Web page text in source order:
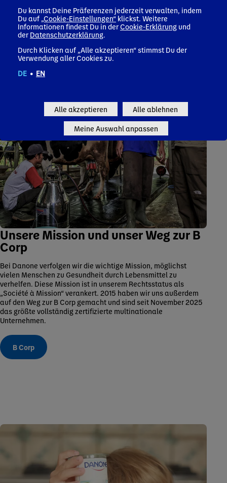
Unsere Mission und unser Weg zur B
Corp
Bei Danone verfolgen wir die wichtige Mission, möglichst
vielen Menschen zu Gesundheit durch Lebensmittel zu
verhelfen. Diese Mission ist in unserem Rechtsstatus als
„Société à Mission“ verankert. 2015 haben wir uns außerdem
auf den Weg zur B Corp gemacht und sind seit November 2025
das größte vollständig zertifizierte multinationale
Unternehmen.
B Corp
Du kannst Deine Präferenzen jederzeit verwalten, indem
Du auf „Cookie-Einstellungen“ klickst. Weitere
Informationen findest Du in derCookie-Erklärung und
der Datenschutzerklärung.
Durch Klicken auf „Alle akzeptieren“ stimmst Du der
Verwendung aller Cookies zu.
DE • EN
Alle akzeptieren Alle ablehnen
Meine Auswahl anpassen